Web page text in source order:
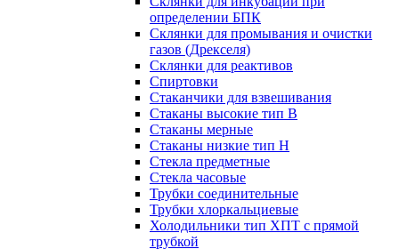
определении БПК
Склянки для промывания и очистки
газов (Дрекселя)
Склянки для реактивов
Спиртовки
Стаканчики для взвешивания
Стаканы высокие тип В
Стаканы мерные
Стаканы низкие тип Н
Стекла предметные
Стекла часовые
Трубки соединительные
Трубки хлоркальциевые
Холодильники тип ХПТ с прямой
трубкой